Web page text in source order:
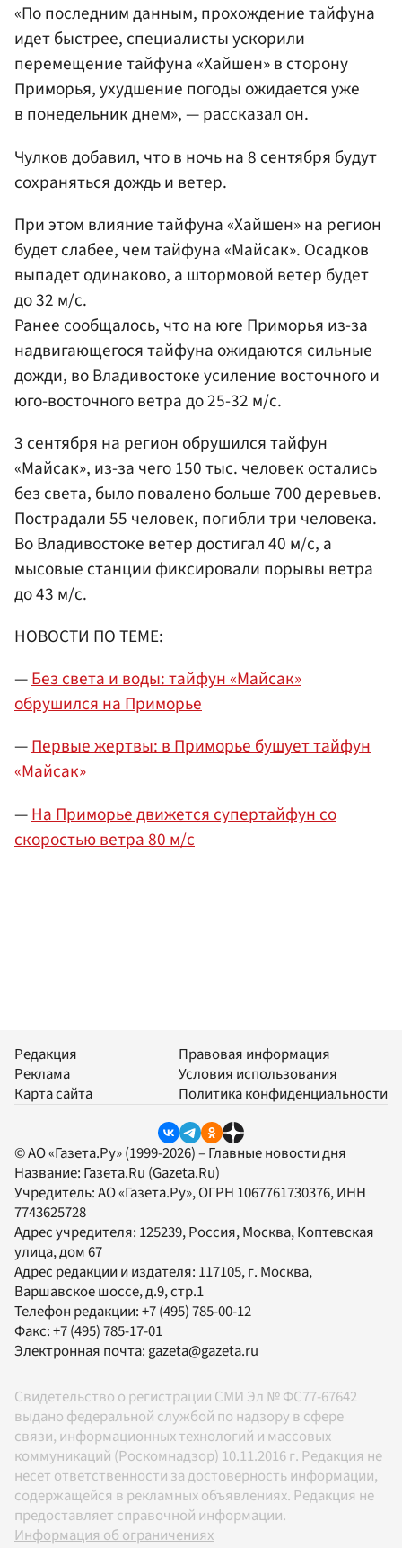
«По последним данным, прохождение тайфуна
идет быстрее, специалисты ускорили
перемещение тайфуна «Хайшен» в сторону
Приморья, ухудшение погоды ожидается уже
в понедельник днем», — рассказал он.
Чулков добавил, что в ночь на 8 сентября будут
сохраняться дождь и ветер.
При этом влияние тайфуна «Хайшен» на регион
будет слабее, чем тайфуна «Майсак». Осадков
выпадет одинаково, а штормовой ветер будет
до 32 м/с.
Ранее сообщалось, что на юге Приморья из-за
надвигающегося тайфуна ожидаются сильные
дожди, во Владивостоке усиление восточного и
юго-восточного ветра до 25-32 м/с.
3 сентября на регион обрушился тайфун
«Майсак», из-за чего 150 тыс. человек остались
без света, было повалено больше 700 деревьев.
Пострадали 55 человек, погибли три человека.
Во Владивостоке ветер достигал 40 м/с, а
мысовые станции фиксировали порывы ветра
до 43 м/с.
НОВОСТИ ПО ТЕМЕ:
—Без света и воды: тайфун «Майсак»
обрушился на Приморье
—Первые жертвы: в Приморье бушует тайфун
«Майсак»
—На Приморье движется супертайфун со
скоростью ветра 80 м/c
Редакция
Реклама
Карта сайта
Правовая информация
Условия использования
Политика конфиденциальности
© АО «Газета.Ру» (1999-2026) – Главные новости дня
Название: Газета.Ru (Gazeta.Ru)
Учредитель:АО «Газета.Ру», ОГРН 1067761730376, ИНН
7743625728
Адрес учредителя: 125239, Россия, Москва, Коптевская
улица, дом 67
Адрес редакции и издателя: 117105, г. Москва,
Варшавское шоссе, д.9, стр.1
Телефон редакции:+7 (495) 785-00-12
Факс:+7 (495) 785-17-01
Электронная почта:gazeta@gazeta.ru
Свидетельство о регистрации СМИ Эл № ФС77-67642
выдано федеральной службой по надзору в сфере
связи, информационных технологий и массовых
коммуникаций (Роскомнадзор) 10.11.2016 г. Редакция не
несет ответственности за достоверность информации,
содержащейся в рекламных объявлениях. Редакция не
предоставляет справочной информации.
Информация об ограничениях